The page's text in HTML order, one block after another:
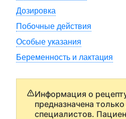
Дозировка
Побочные действия
Особые указания
Беременность и лактация
Информация о
предназначена
специалистов.